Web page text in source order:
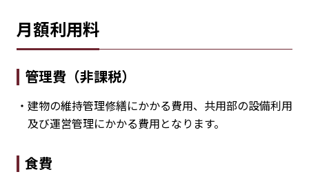
月額利用料
管理費（非課税）
・建物の維持管理修繕にかかる費用、共用部の設備利用
及び運営管理にかかる費用となります。
食費